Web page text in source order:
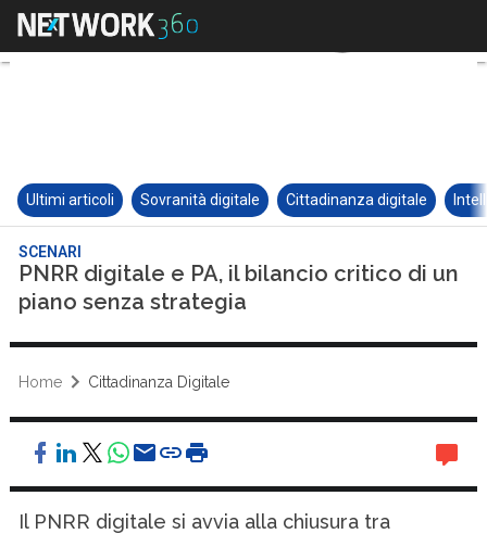
Ultimi articoli Sovranità digitale Cittadinanza digitale
SCENARI
PNRR digitale e PA, il bilancio critico di un
piano senza strategia
Home Cittadinanza Digitale
Il PNRR digitale si avvia alla chiusura tra